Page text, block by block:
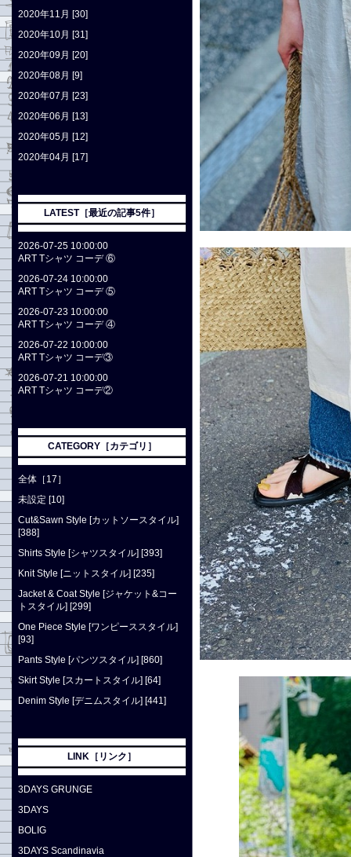
2020年11月 [30]
2020年10月 [31]
2020年09月 [20]
2020年08月 [9]
2020年07月 [23]
2020年06月 [13]
2020年05月 [12]
2020年04月 [17]
LATEST［最近の記事5件］
2026-07-25 10:00:00
ART Tシャツ コーデ ⑥
2026-07-24 10:00:00
ART Tシャツ コーデ ⑤
2026-07-23 10:00:00
ART Tシャツ コーデ ④
2026-07-22 10:00:00
ART Tシャツ コーデ③
2026-07-21 10:00:00
ART Tシャツ コーデ②
CATEGORY［カテゴリ］
全体［17］
未設定 [10]
Cut&Sawn Style [カットソースタイル]
[388]
Shirts Style [シャツスタイル] [393]
Knit Style [ニットスタイル] [235]
Jacket & Coat Style [ジャケット&コー
トスタイル] [299]
One Piece Style [ワンピーススタイル]
[93]
Pants Style [パンツスタイル] [860]
Skirt Style [スカートスタイル] [64]
Denim Style [デニムスタイル] [441]
LINK［リンク］
3DAYS GRUNGE
3DAYS
BOLIG
3DAYS Scandinavia